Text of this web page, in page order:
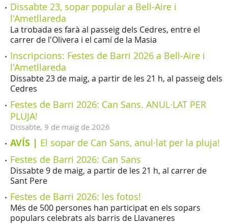
Dissabte 23, sopar popular a Bell-Aire i
l'Ametllareda
La trobada es farà al passeig dels Cedres, entre el
carrer de l'Olivera i el camí de la Masia
Inscripcions: Festes de Barri 2026 a Bell-Aire i
l'Ametllareda
Dissabte 23 de maig, a partir de les 21 h, al passeig dels
Cedres
Festes de Barri 2026: Can Sans. ANUL·LAT PER
PLUJA!
Dissabte, 9 de maig de 2026
AVÍS | El sopar de Can Sans, anul·lat per la pluja!
Festes de Barri 2026: Can Sans
Dissabte 9 de maig, a partir de les 21 h, al carrer de
Sant Pere
Festes de Barri 2026: les fotos!
Més de 500 persones han participat en els sopars
populars celebrats als barris de Llavaneres